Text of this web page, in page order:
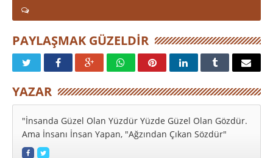
PAYLAŞMAK GÜZELDIR
YAZAR
"İnsanda Güzel Olan Yüzdür Yüzde Güzel Olan Gözdür.
Ama İnsanı İnsan Yapan, "Ağzından Çıkan Sözdür"